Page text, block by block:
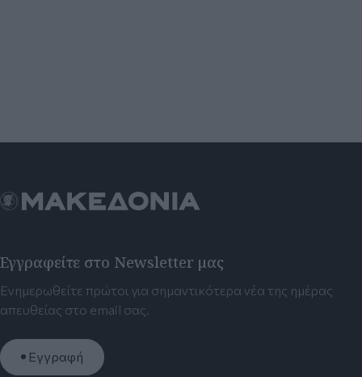
Εγγραφείτε στο Newsletter μας
Ενημερωθείτε πρώτοι για σημαντικότερα νέα της ημέρας
απευθείας στο email σας.
Εγγραφή